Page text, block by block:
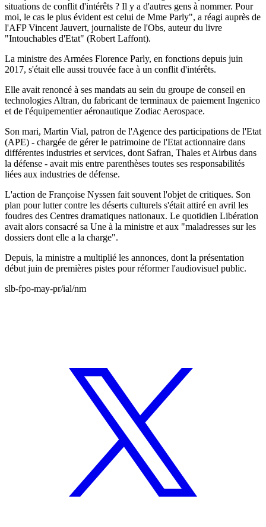
situations de conflit d'intérêts ? Il y a d'autres gens à nommer. Pour
moi, le cas le plus évident est celui de Mme Parly", a réagi auprès de
l'AFP Vincent Jauvert, journaliste de l'Obs, auteur du livre
"Intouchables d'Etat" (Robert Laffont).
La ministre des Armées Florence Parly, en fonctions depuis juin
2017, s'était elle aussi trouvée face à un conflit d'intérêts.
Elle avait renoncé à ses mandats au sein du groupe de conseil en
technologies Altran, du fabricant de terminaux de paiement Ingenico
et de l'équipementier aéronautique Zodiac Aerospace.
Son mari, Martin Vial, patron de l'Agence des participations de l'Etat
(APE) - chargée de gérer le patrimoine de l'Etat actionnaire dans
différentes industries et services, dont Safran, Thales et Airbus dans
la défense - avait mis entre parenthèses toutes ses responsabilités
liées aux industries de défense.
L'action de Françoise Nyssen fait souvent l'objet de critiques. Son
plan pour lutter contre les déserts culturels s'était attiré en avril les
foudres des Centres dramatiques nationaux. Le quotidien Libération
avait alors consacré sa Une à la ministre et aux "maladresses sur les
dossiers dont elle a la charge".
Depuis, la ministre a multiplié les annonces, dont la présentation
début juin de premières pistes pour réformer l'audiovisuel public.
slb-fpo-may-pr/ial/nm